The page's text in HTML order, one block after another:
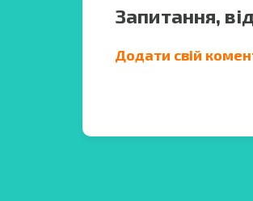
Запитання,
Додати свій